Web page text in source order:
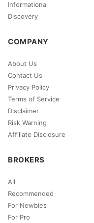
Informational
Discovery
COMPANY
About Us
Contact Us
Privacy Policy
Terms of Service
Disclaimer
Risk Warning
Affiliate Disclosure
BROKERS
All
Recommended
For Newbies
For Pro